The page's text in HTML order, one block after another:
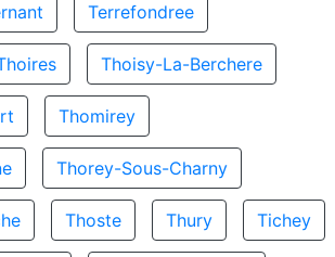
Terrefondree
Thoisy-La-Berchere
Thomirey
Thorey-Sous-Charny
Thoste Thury Tichey